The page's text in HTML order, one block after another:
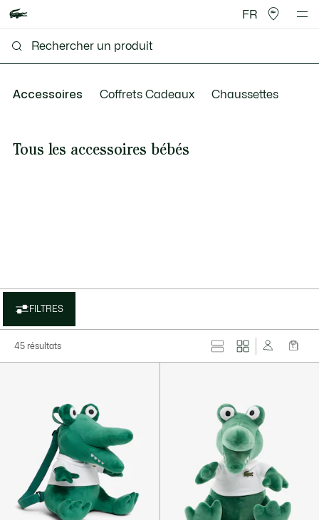
FR
Accessoires Coffrets Cadeaux Chaussettes
Tous les accessoires bébés
FILTRES
45 résultats